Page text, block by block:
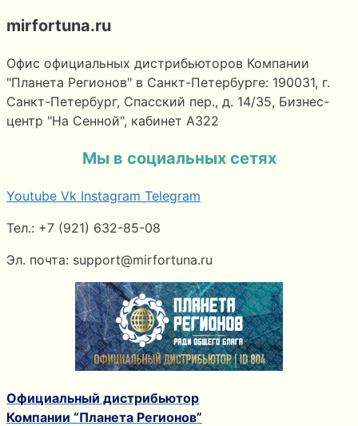
mirfortuna.ru
Офис официальных дистрибьюторов Компании
"Планета Регионов" в Санкт-Петербурге: 190031, г.
Санкт-Петербург, Спасский пер., д. 14/35, Бизнес-
центр "На Сенной", кабинет А322
Мы в социальных сетях
Youtube Vk Instagram Telegram
Тел.: +7 (921) 632-85-08
Эл. почта: support@mirfortuna.ru
Официальный дистрибьютор
Компании “Планета Регионов”